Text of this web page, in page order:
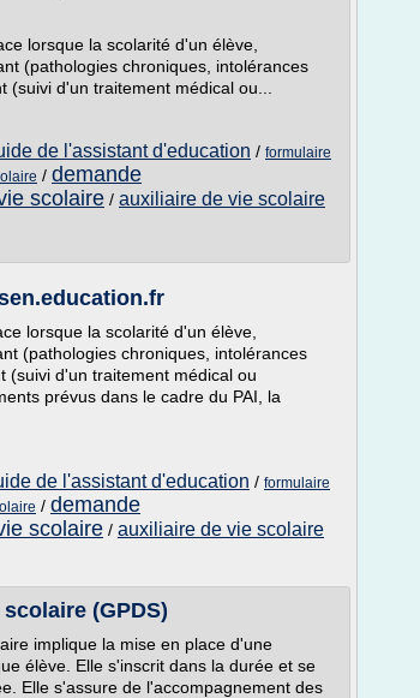
lorsque la scolarité d'un élève,
(pathologies chroniques, intolérances
d'un traitement médical ou...
de l'assistant d'education / formulaire
/ demande
scolaire / auxiliaire de vie scolaire
lorsque la scolarité d'un élève,
(pathologies chroniques, intolérances
(suivi d'un traitement médical ou
prévus dans le cadre du PAI, la
de l'assistant d'education / formulaire
/ demande
scolaire / auxiliaire de vie scolaire
(GPDS)
implique la mise en place d'une
élève. Elle s'inscrit dans la durée et se
Elle s'assure de l'accompagnement des